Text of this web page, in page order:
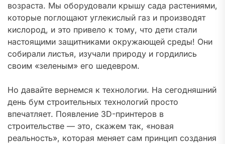
возраста. Мы оборудовали крышу сада растениями,
которые поглощают углекислый газ и производят
кислород, и это привело к тому, что дети стали
настоящими защитниками окружающей среды! Они
собирали листья, изучали природу и гордились
своим «зеленым» его шедевром.
Но давайте вернемся к технологии. На сегодняшний
день бум строительных технологий просто
впечатляет. Появление 3D-принтеров в
строительстве — это, скажем так, «новая
реальность», которая меняет сам принцип создания